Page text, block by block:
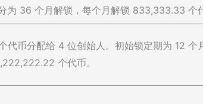
为 36 个月解锁，每个月解锁 833,333.33 个
代币分配给 4 位创始人。初始锁定期为 12 个
个代币。